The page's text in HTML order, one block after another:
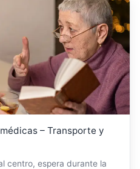
– Transporte y
centro, espera durante la